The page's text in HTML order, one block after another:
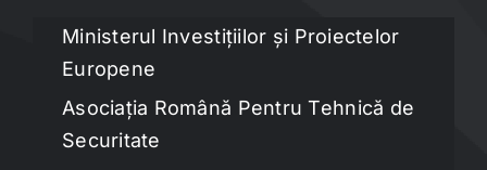
Ministerul Investițiilor și Proiectelor
Europene
Asociația Română Pentru Tehnică de
Securitate